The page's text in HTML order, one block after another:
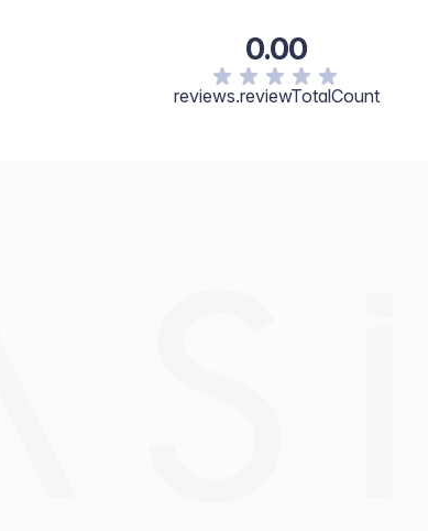
0.00
reviews.reviewTotalCount